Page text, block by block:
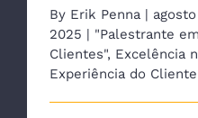
By Erik Penna |
2025 | "Palestrante
Clientes", Excelência
Experiência do Cliente